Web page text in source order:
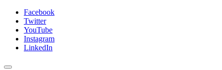
Facebook
Twitter
YouTube
Instagram
LinkedIn